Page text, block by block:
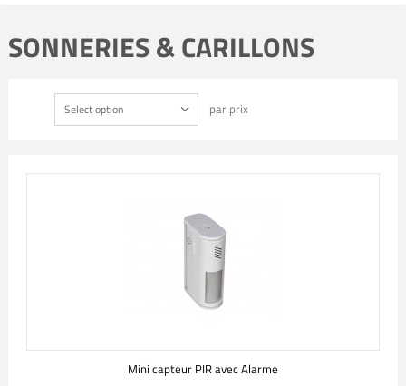
SONNERIES & CARILLONS
Select option par prix
Mini capteur PIR avec Alarme